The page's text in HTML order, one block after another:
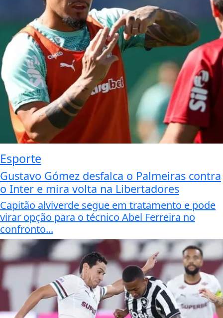
Esporte
Gustavo Gómez desfalca o Palmeiras contra
o Inter e mira volta na Libertadores
Capitão alviverde segue em tratamento e pode
virar opção para o técnico Abel Ferreira no
confronto...